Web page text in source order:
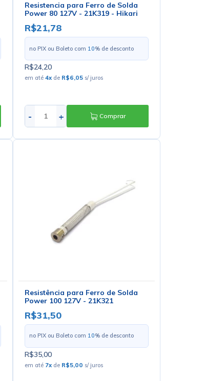
Resistencia para Ferro de Solda
Power 80 127V - 21K319 - Hikari
R$21,78
no PIX ou Boleto com 10% de desconto
R$24,20
em até4x de R$6,05 s/ juros
- + Comprar
Resistência para Ferro de Solda
Power 100 127V - 21K321
R$31,50
no PIX ou Boleto com 10% de desconto
R$35,00
em até 7x de R$5,00 s/ juros